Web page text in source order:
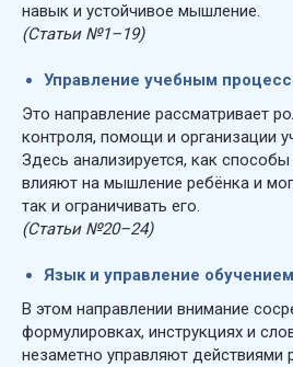
навык и устойчивое мышление.
(Статьи №1–19)
Управление учебным
Это направление рассматривает
контроля, помощи и организации
Здесь анализируется, как
влияют на мышление ребёнка и
так и ограничивать его.
(Статьи №20–24)
Язык и управление обучением
В этом направлении внимание
формулировках, инструкциях и
незаметно управляют действиями